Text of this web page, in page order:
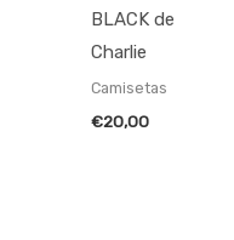
BLACK de
Charlie
Camisetas
€20,00